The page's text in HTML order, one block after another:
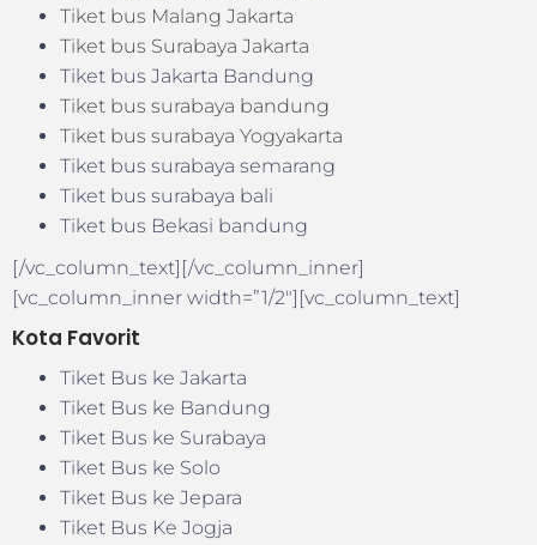
Tiket bus Malang Jakarta
Tiket bus Surabaya Jakarta
Tiket bus Jakarta Bandung
Tiket bus surabaya bandung
Tiket bus surabaya Yogyakarta
Tiket bus surabaya semarang
Tiket bus surabaya bali
Tiket bus Bekasi bandung
[/vc_column_text][/vc_column_inner]
[vc_column_inner width=”1/2″][vc_column_text]
Kota Favorit
Tiket Bus ke Jakarta
Tiket Bus ke Bandung
Tiket Bus ke Surabaya
Tiket Bus ke Solo
Tiket Bus ke Jepara
Tiket Bus Ke Jogja